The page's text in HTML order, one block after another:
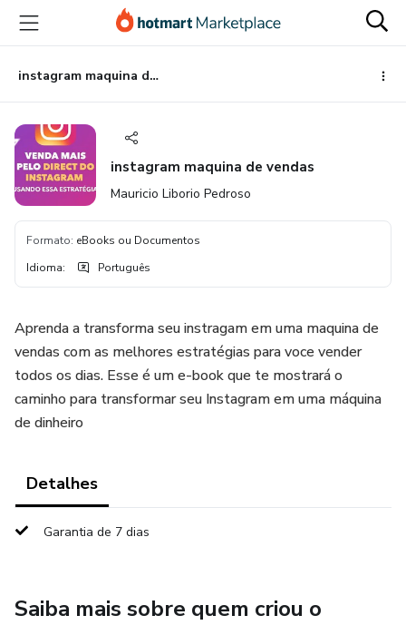
para
conteúdo
principal
para
pagamento
para
rodapé
instagram maquina de vendas
instagram maquina de vendas
Mauricio Liborio Pedroso
Formato: eBooks ou Documentos
Idioma: Português
Aprenda a transforma seu instragam em uma maquina de
vendas com as melhores estratégias para voce vender
todos os dias. Esse é um e-book que te mostrará o
caminho para transformar seu Instagram em uma máquina
de dinheiro
Detalhes
Garantia de 7 dias
Saiba mais sobre quem criou o